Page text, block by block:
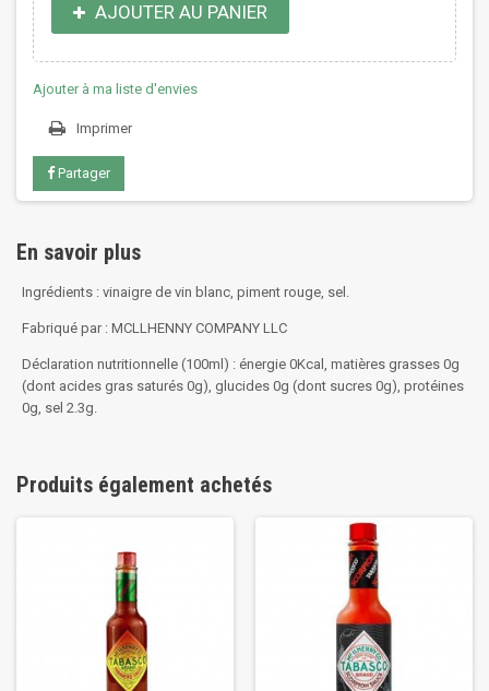
AJOUTER AU PANIER
Ajouter à ma liste d'envies
Imprimer
Partager
En savoir plus
Ingrédients : vinaigre de vin blanc, piment rouge, sel.
Fabriqué par : MCLLHENNY COMPANY LLC
Déclaration nutritionnelle (100ml) : énergie 0Kcal, matières grasses 0g
(dont acides gras saturés 0g), glucides 0g (dont sucres 0g), protéines
0g, sel 2.3g.
Produits également achetés